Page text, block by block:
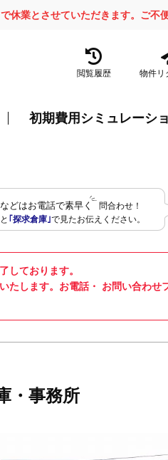
業とさせていただきます。ご不
閲覧履歴 物件リ
初期費用シミュレーシ
どはお電話で素早く
問合わせ！
と ｢探求倉庫｣で見たお伝えください。
しております。
たします。お電話・ お問い合わ
・事務所